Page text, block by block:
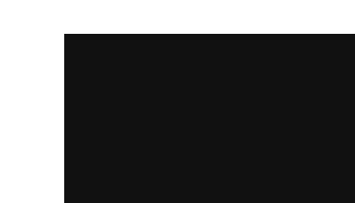
dimostrato una dedizione
sedicesimo titolo non è solo un
resilienza di un club che continua
Europa e nel mondo. Ora per lo
consapevolezza di aver ribadito,